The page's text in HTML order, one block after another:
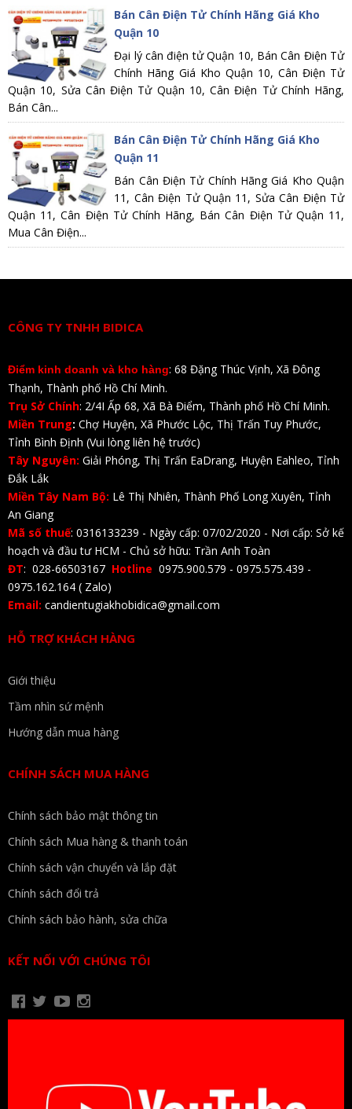
Bán Cân Điện Tử Chính Hãng Giá Kho
Quận 10
Đại lý cân điện tử Quận 10, Bán Cân Điện Tử
Chính Hãng Giá Kho Quận 10, Cân Điện Tử
Quận 10, Sửa Cân Điện Tử Quận 10, Cân Điện Tử Chính Hãng,
Bán Cân...
Bán Cân Điện Tử Chính Hãng Giá Kho
Quận 11
Bán Cân Điện Tử Chính Hãng Giá Kho Quận
11, Cân Điện Tử Quận 11, Sửa Cân Điện Tử
Quận 11, Cân Điện Tử Chính Hãng, Bán Cân Điện Tử Quận 11,
Mua Cân Điện...
CÔNG TY TNHH BIDICA
Điểm kinh doanh và kho hàng: 68 Đặng Thúc Vịnh, Xã Đông
Thạnh, Thành phố Hồ Chí Minh.
Trụ Sở Chính: 2/4I Ấp 68, Xã Bà Điểm, Thành phố Hồ Chí Minh.
Miền Trung: Chợ Huyện, Xã Phước Lộc, Thị Trấn Tuy Phước,
Tỉnh Bình Định (Vui lòng liên hệ trước)
Tây Nguyên: Giải Phóng, Thị Trấn EaDrang, Huyện Eahleo, Tỉnh
Đắk Lắk
Miền Tây Nam Bộ: Lê Thị Nhiên, Thành Phố Long Xuyên, Tỉnh
An Giang
Mã số thuế: 0316133239 - Ngày cấp: 07/02/2020 - Nơi cấp: Sở kế
hoạch và đầu tư HCM - Chủ sở hữu: Trần Anh Toàn
ĐT: 028-66503167 Hotline 0975.900.579 - 0975.575.439 -
0975.162.164 ( Zalo)
Email: candientugiakhobidica@gmail.com
HỖ TRỢ KHÁCH HÀNG
Giới thiệu
Tầm nhìn sứ mệnh
Hướng dẫn mua hàng
CHÍNH SÁCH MUA HÀNG
Chính sách bảo mật thông tin
Chính sách Mua hàng & thanh toán
Chính sách vận chuyển và lắp đặt
Chính sách đổi trả
Chính sách bảo hành, sửa chữa
KẾT NỐI VỚI CHÚNG TÔI